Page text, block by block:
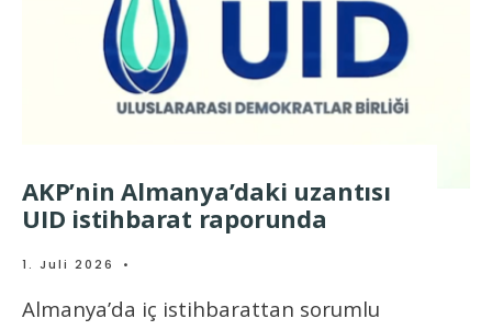
AKP’nin Almanya’daki uzantısı
UID istihbarat raporunda
1. Juli 2026 •
Almanya’da iç istihbarattan sorumlu